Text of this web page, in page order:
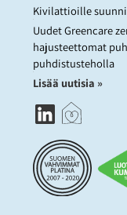
Kivilattioille
Uudet Greencare
hajusteettomat
puhdistusteholla
Lisää uutisia »